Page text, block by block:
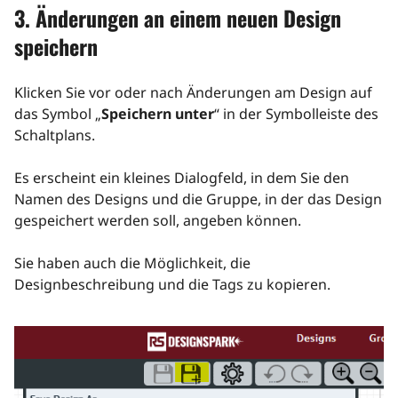
3. Änderungen an einem neuen Design
speichern
Klicken Sie vor oder nach Änderungen am Design auf
das Symbol „Speichern unter“ in der Symbolleiste des
Schaltplans.
Es erscheint ein kleines Dialogfeld, in dem Sie den
Namen des Designs und die Gruppe, in der das Design
gespeichert werden soll, angeben können.
Sie haben auch die Möglichkeit, die
Designbeschreibung und die Tags zu kopieren.